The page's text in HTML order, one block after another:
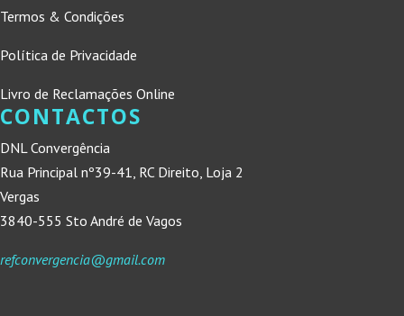
Termos & Condições
Política de Privacidade
Livro de Reclamações Online
CONTACTOS
DNL Convergência
Rua Principal nº39-41, RC Direito, Loja 2
Vergas
3840-555 Sto André de Vagos
refconvergencia@gmail.com